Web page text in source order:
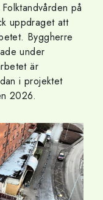
på
uppdraget att
Byggherre
under
är
i projektet
2026.